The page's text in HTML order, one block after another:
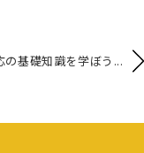
の基礎知識を学ぼう...